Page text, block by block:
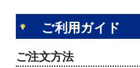
ご利用ガイド
ご注文方法